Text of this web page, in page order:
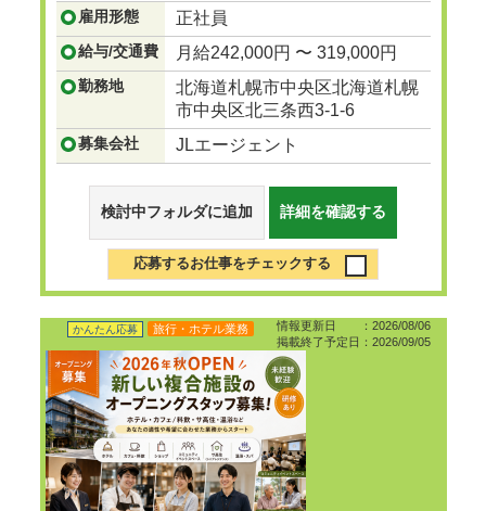
...つづきを見る
雇用形態 正社員
給与/交通費 月給242,000円 〜 319,000円
勤務地
北海道札幌市中央区北海道札幌
市中央区北三条西3-1-6
募集会社 JLエージェント
検討中フォルダに追加 詳細を確認する
応募するお仕事をチェックする
情報更新日 ：2026/08/06
掲載終了予定日：2026/09/05
かんたん応募 旅行・ホテル業務